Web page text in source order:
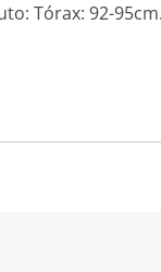
Tórax: 92-